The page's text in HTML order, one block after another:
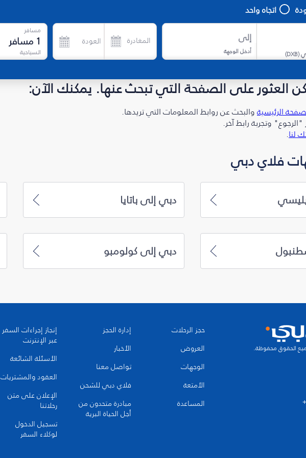
اتجاه واحد
(
DXB
)
إلى
أدخل الوجهة
المغادرة العودة
مسافر
1 مسافر
السياحية
العثور على الصفحة التي تبحث عنها. يمكنك الآن:
الرئيسية والبحث عن روابط المعلومات التي تريدها.
وتجربة رابط آخر.
لنا.
فلاي دبي
دبي إلى باتايا
دبي إلى كولومبو
حجز الرحلات
العروض
الوجهات
الأمتعة
المساعدة
إدارة الحجز
الأخبار
تواصل معنا
فلاي دبي للشحن
مبادرة متحدون من
أجل الحياة البرية
إنجاز إجراءات السفر
عبر الإنترنت
الأسئلة الشائعة
العقود والمشتريات
الإعلان على متن
رحلاتنا
تسجيل الدخول
لوكلاء السفر